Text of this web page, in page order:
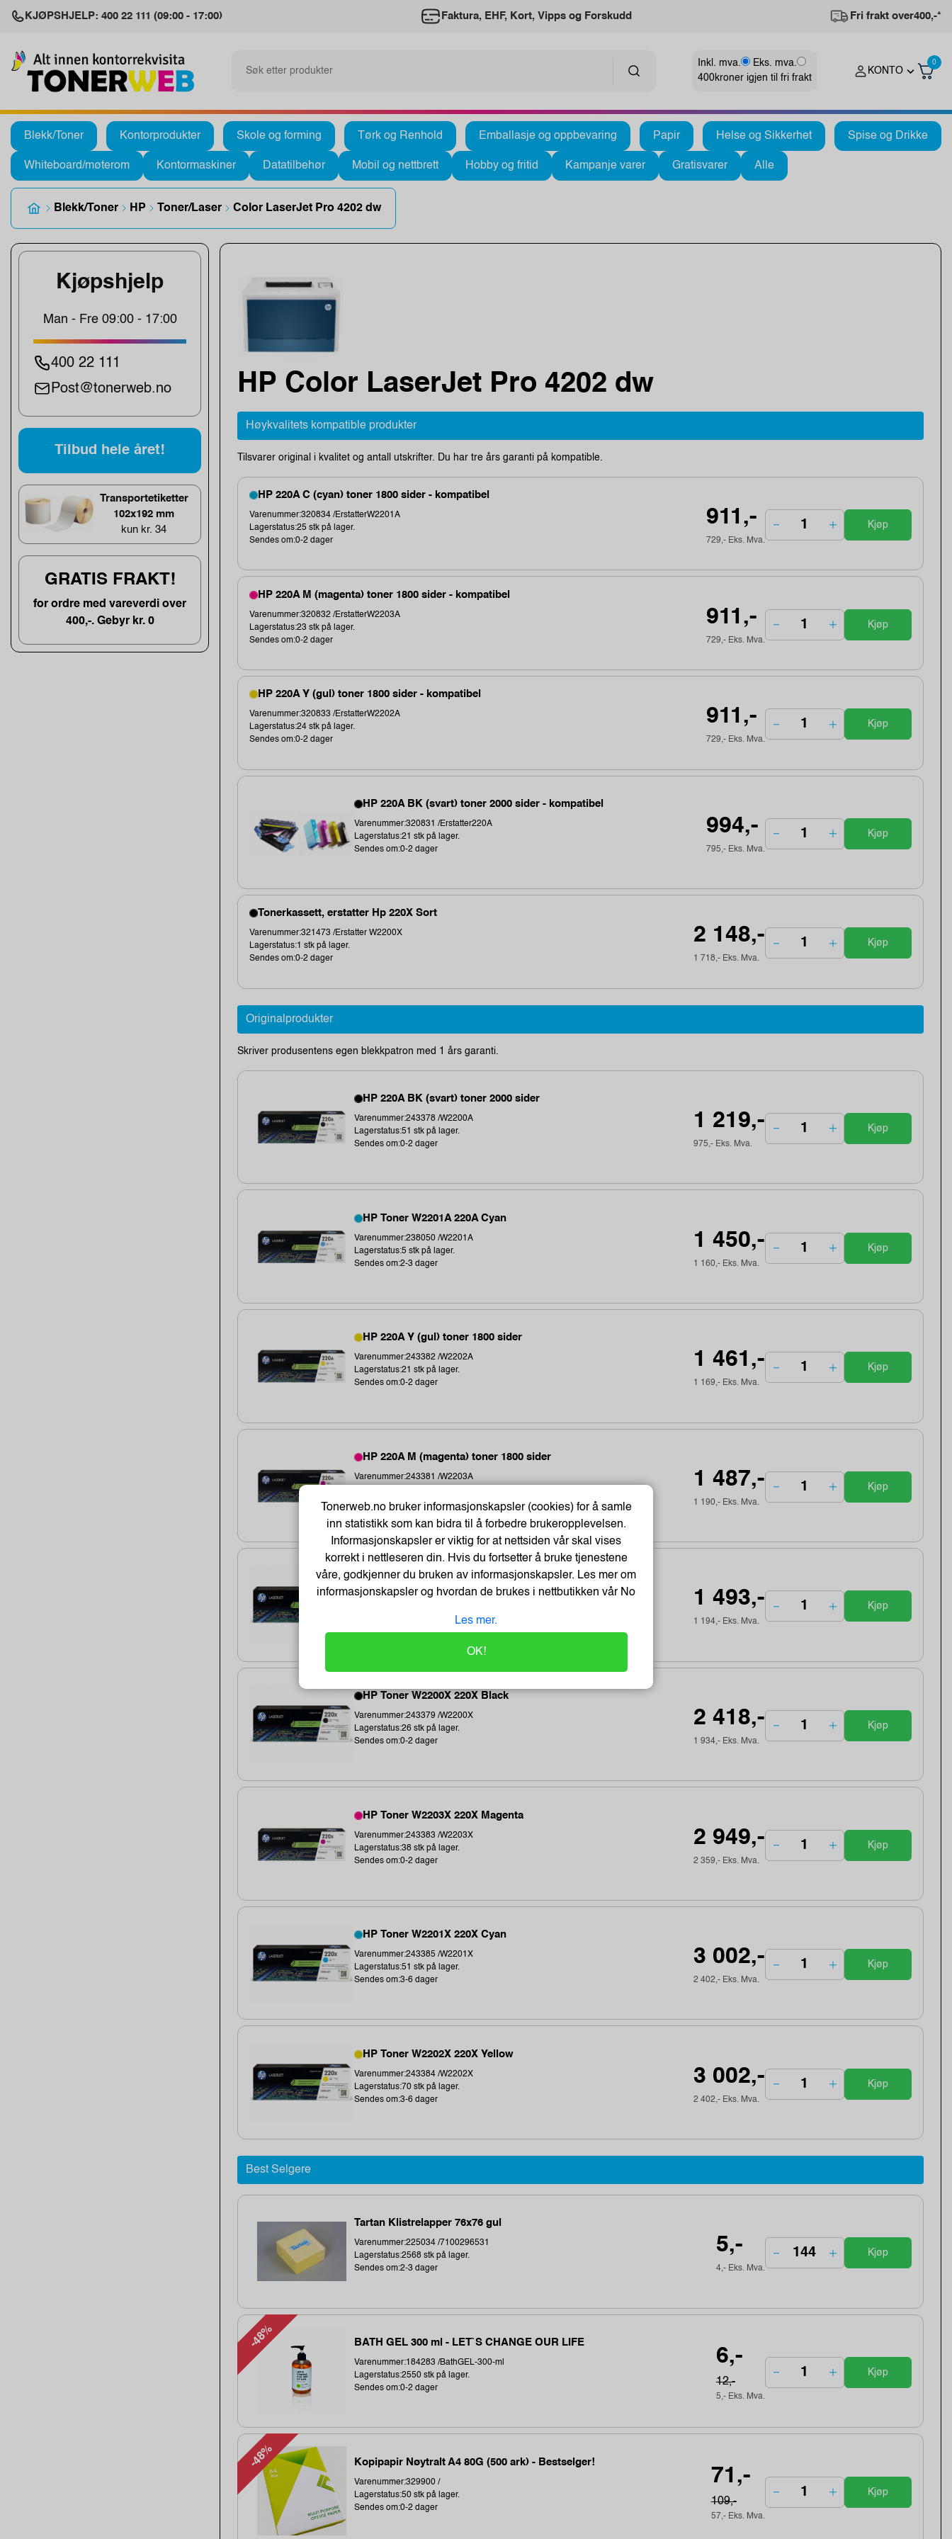
KJØPSHJELP: 400 22 111 (09:00 - 17:00) Faktura, EHF, Kort, Vipps og Forskudd Fri frakt over400,-*
Inkl. mva.
Eks. mva.
400kroner igjen til fri frakt
KONTO
0
Blekk/Toner Kontorprodukter Skole og forming Tørk og Renhold Emballasje og oppbevaring Papir Helse og Sikkerhet Spise og Drikke
Whiteboard/møterom Kontormaskiner Datatilbehør Mobil og nettbrett Hobby og fritid Kampanje varer Gratisvarer Alle
Blekk/Toner HP Toner/Laser Color LaserJet Pro 4202 dw
Kjøpshjelp
Man - Fre 09:00 - 17:00
400 22 111
Post@tonerweb.no
Tilbud hele året!
Transportetiketter
102x192 mm
kun kr. 34
GRATIS FRAKT!
for ordre med vareverdi over
400,-. Gebyr kr. 0
HP Color LaserJet Pro 4202 dw
Høykvalitets kompatible produkter
Tilsvarer original i kvalitet og antall utskrifter. Du har tre års garanti på kompatible.
HP 220A C (cyan) toner 1800 sider - kompatibel
Varenummer:320834 /ErstatterW2201A
Lagerstatus:25 stk på lager.
Sendes om:0-2 dager
911,-
729,- Eks. Mva.
Kjøp
HP 220A M (magenta) toner 1800 sider - kompatibel
Varenummer:320832 /ErstatterW2203A
Lagerstatus:23 stk på lager.
Sendes om:0-2 dager
911,-
729,- Eks. Mva.
Kjøp
HP 220A Y (gul) toner 1800 sider - kompatibel
Varenummer:320833 /ErstatterW2202A
Lagerstatus:24 stk på lager.
Sendes om:0-2 dager
911,-
729,- Eks. Mva.
Kjøp
HP 220A BK (svart) toner 2000 sider - kompatibel
Varenummer:320831 /Erstatter220A
Lagerstatus:21 stk på lager.
Sendes om:0-2 dager
994,-
795,- Eks. Mva.
Kjøp
Tonerkassett, erstatter Hp 220X Sort
Varenummer:321473 /Erstatter W2200X
Lagerstatus:1 stk på lager.
Sendes om:0-2 dager
2 148,-
1 718,- Eks. Mva.
Kjøp
Originalprodukter
Skriver produsentens egen blekkpatron med 1 års garanti.
HP 220A BK (svart) toner 2000 sider
Varenummer:243378 /W2200A
Lagerstatus:51 stk på lager.
Sendes om:0-2 dager
1 219,-
975,- Eks. Mva.
Kjøp
HP Toner W2201A 220A Cyan
Varenummer:238050 /W2201A
Lagerstatus:5 stk på lager.
Sendes om:2-3 dager
1 450,-
1 160,- Eks. Mva.
Kjøp
HP 220A Y (gul) toner 1800 sider
Varenummer:243382 /W2202A
Lagerstatus:21 stk på lager.
Sendes om:0-2 dager
1 461,-
1 169,- Eks. Mva.
Kjøp
HP 220A M (magenta) toner 1800 sider
Varenummer:243381 /W2203A
Sendes om:0-2 dager
1 487,-
1 190,- Eks. Mva.
Kjøp
HP 220A C (cyan) toner 1800 sider
Varenummer:243380 /W2201A
1 493,-
1 194,- Eks. Mva.
Kjøp
HP Toner W2200X 220X Black
Varenummer:243379 /W2200X
Lagerstatus:26 stk på lager.
Sendes om:0-2 dager
2 418,-
1 934,- Eks. Mva.
Kjøp
HP Toner W2203X 220X Magenta
Varenummer:243383 /W2203X
Lagerstatus:38 stk på lager.
Sendes om:0-2 dager
2 949,-
2 359,- Eks. Mva.
Kjøp
HP Toner W2201X 220X Cyan
Varenummer:243385 /W2201X
Lagerstatus:51 stk på lager.
Sendes om:3-6 dager
3 002,-
2 402,- Eks. Mva.
Kjøp
HP Toner W2202X 220X Yellow
Varenummer:243384 /W2202X
Lagerstatus:70 stk på lager.
Sendes om:3-6 dager
3 002,-
2 402,- Eks. Mva.
Kjøp
Best Selgere
Tartan Klistrelapper 76x76 gul
Varenummer:225034 /7100296531
Lagerstatus:2568 stk på lager.
Sendes om:2-3 dager
5,-
4,- Eks. Mva.
Kjøp
-48% BATH GEL 300 ml - LET`S CHANGE OUR LIFE
Varenummer:184283 /BathGEL-300-ml
Lagerstatus:2550 stk på lager.
Sendes om:0-2 dager
6,-
12,-
5,- Eks. Mva.
Kjøp
-48% Kopipapir Nøytralt A4 80G (500 ark) - Bestselger!
Varenummer:329900 /
Lagerstatus:50 stk på lager.
Sendes om:0-2 dager
71,-
109,-
57,- Eks. Mva.
Kjøp
Tonerweb.no bruker informasjonskapsler (cookies) for å samle
inn statistikk som kan bidra til å forbedre brukeropplevelsen.
Informasjonskapsler er viktig for at nettsiden vår skal vises
korrekt i nettleseren din. Hvis du fortsetter å bruke tjenestene
våre, godkjenner du bruken av informasjonskapsler. Les mer om
informasjonskapsler og hvordan de brukes i nettbutikken vårNo
Les mer.
OK!